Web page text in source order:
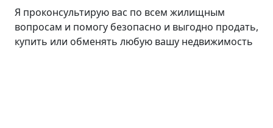
Я проконсультирую вас по всем жилищным
вопросам и помогу безопасно и выгодно продать,
купить или обменять любую вашу недвижимость